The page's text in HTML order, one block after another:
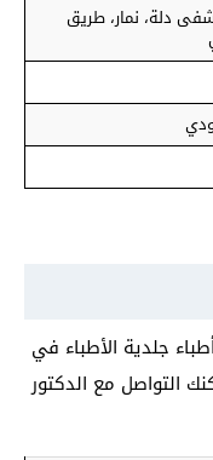
دلة، نمار، طريق
جلدية الأطباء في
التواصل مع الدكتور